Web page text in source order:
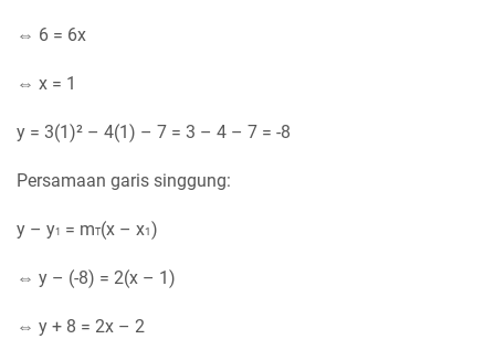
⇔ 6 = 6x
⇔ x = 1
y = 3(1)² – 4(1) – 7 = 3 – 4 – 7 = -8
Persamaan garis singgung:
y – y1 = mT(x – x1)
⇔ y – (-8) = 2(x – 1)
⇔ y + 8 = 2x – 2